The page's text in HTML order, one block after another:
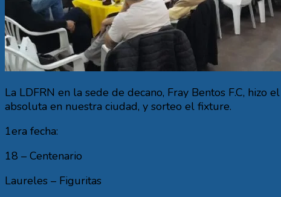
La LDFRN en la sede de decano, Fray Bentos F.C,
absoluta en nuestra ciudad, y sorteo el fixture.
1era fecha:
18 – Centenario
Laureles – Figuritas